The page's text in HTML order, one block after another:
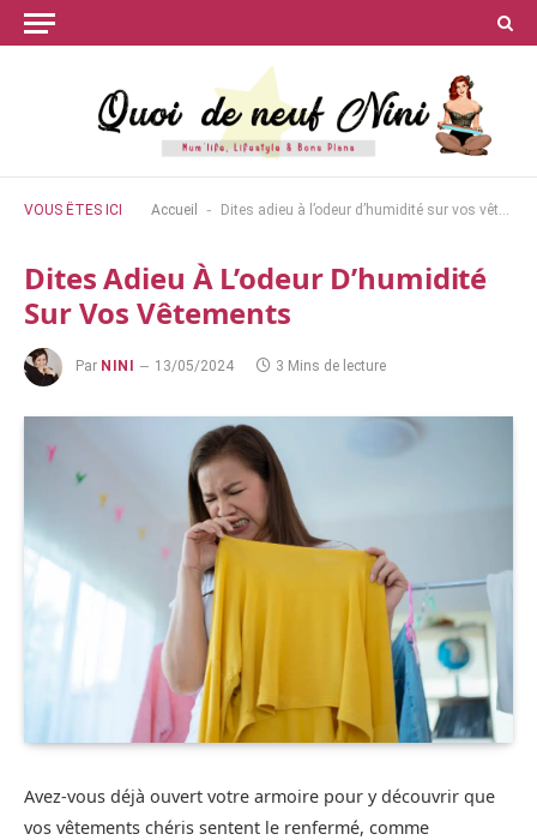
VOUS ÊTES ICI Accueil - Dites adieu à l’odeur d’humidité sur vos vêtements
Dites Adieu À L’odeur D’humidité
Sur Vos Vêtements
Par NINI 13/05/2024 3 Mins de lecture
Avez-vous déjà ouvert votre armoire pour y découvrir que
vos vêtements chéris sentent le renfermé, comme